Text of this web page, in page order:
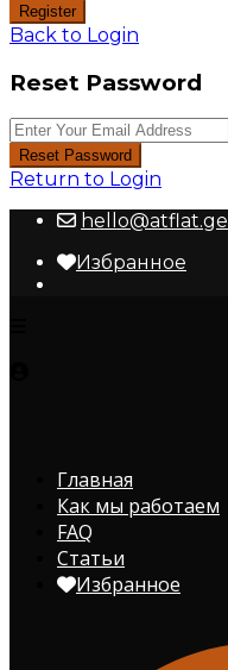
Register
Back to Login
Reset Password
Reset Password
Return to Login
hello@atflat.ge
Избранное
Главная
Как мы работаем
FAQ
Статьи
Избранное